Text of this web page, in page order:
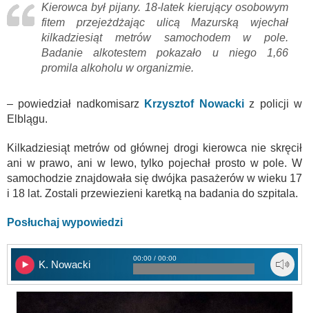
Kierowca był pijany. 18-latek kierujący osobowym
fitem przejeżdżając ulicą Mazurską wjechał
kilkadziesiąt metrów samochodem w pole.
Badanie alkotestem pokazało u niego 1,66
promila alkoholu w organizmie.
– powiedział nadkomisarz Krzysztof Nowackiz policji w
Elblągu.
Kilkadziesiąt metrów od głównej drogi kierowca nie skręcił
ani w prawo, ani w lewo, tylko pojechał prosto w pole. W
samochodzie znajdowała się dwójka pasażerów w wieku 17
i 18 lat. Zostali przewiezieni karetką na badania do szpitala.
Posłuchaj wypowiedzi
K. Nowacki
00:00 / 00:00